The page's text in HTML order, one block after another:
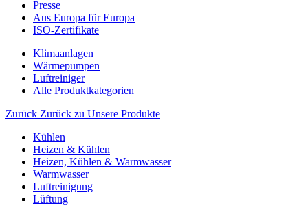
Presse
Aus Europa für Europa
ISO-Zertifikate
Klimaanlagen
Wärmepumpen
Luftreiniger
Alle Produktkategorien
Zurück Zurück zu Unsere Produkte
Kühlen
Heizen & Kühlen
Heizen, Kühlen & Warmwasser
Warmwasser
Luftreinigung
Lüftung